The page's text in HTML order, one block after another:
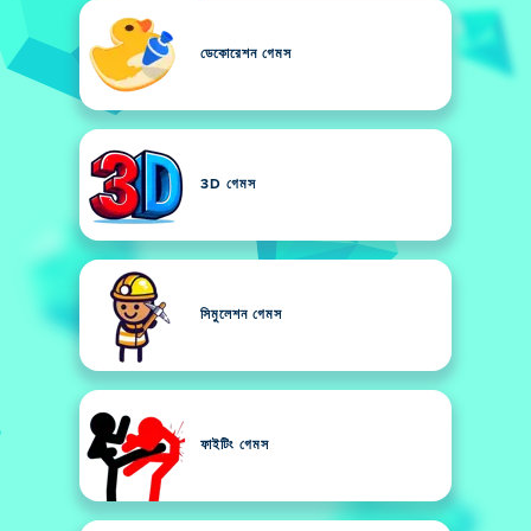
ডেকোরেশন গেমস
3D গেমস
সিমুলেশন গেমস
ফাইটিং গেমস